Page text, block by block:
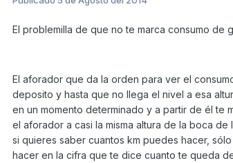
El problemilla de que no te marca consumo de
El aforador que da la orden para ver el
deposito y hasta que no llega el nivel a esa
en un momento determinado y a partir de él te
el aforador a casi la misma altura de la boca
si quieres saber cuantos km puedes hacer,
hacer en la cifra que te dice cuanto te queda